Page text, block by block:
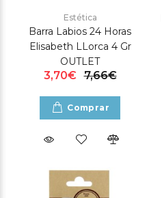
Estética
Barra Labios 24 Horas
Elisabeth LLorca 4 Gr
OUTLET
3,70€ 7,66€
Comprar